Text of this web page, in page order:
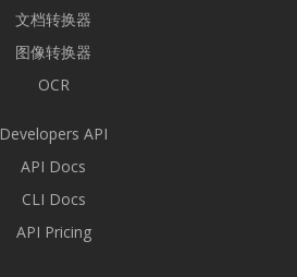
文档转换器
图像转换器
OCR
Developers API
API Docs
CLI Docs
API Pricing